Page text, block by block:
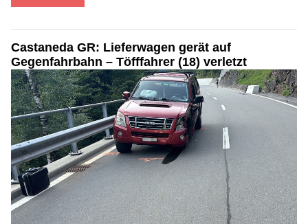
Castaneda GR: Lieferwagen gerät auf
Gegenfahrbahn – Töfffahrer (18) verletzt